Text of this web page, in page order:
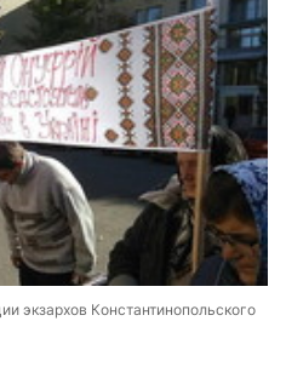
экзархов Константинопольского